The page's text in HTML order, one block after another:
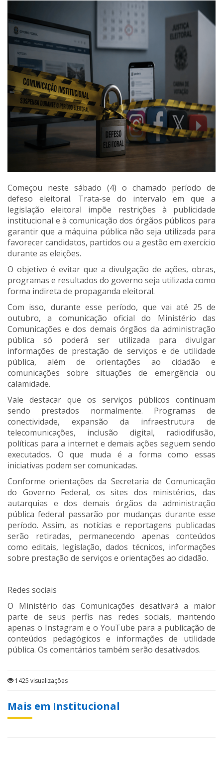
Começou neste sábado (4) o chamado período de
defeso eleitoral. Trata-se do intervalo em que a
legislação eleitoral impõe restrições à publicidade
institucional e à comunicação dos órgãos públicos para
garantir que a máquina pública não seja utilizada para
favorecer candidatos, partidos ou a gestão em exercício
durante as eleições.
O objetivo é evitar que a divulgação de ações, obras,
programas e resultados do governo seja utilizada como
forma indireta de propaganda eleitoral.
Com isso, durante esse período, que vai até 25 de
outubro, a comunicação oficial do Ministério das
Comunicações e dos demais órgãos da administração
pública só poderá ser utilizada para divulgar
informações de prestação de serviços e de utilidade
pública, além de orientações ao cidadão e
comunicações sobre situações de emergência ou
calamidade.
Vale destacar que os serviços públicos continuam
sendo prestados normalmente. Programas de
conectividade, expansão da infraestrutura de
telecomunicações, inclusão digital, radiodifusão,
políticas para a internet e demais ações seguem sendo
executados. O que muda é a forma como essas
iniciativas podem ser comunicadas.
Conforme orientações da Secretaria de Comunicação
do Governo Federal, os sites dos ministérios, das
autarquias e dos demais órgãos da administração
pública federal passarão por mudanças durante esse
período. Assim, as notícias e reportagens publicadas
serão retiradas, permanecendo apenas conteúdos
como editais, legislação, dados técnicos, informações
sobre prestação de serviços e orientações ao cidadão.
Redes sociais
O Ministério das Comunicações desativará a maior
parte de seus perfis nas redes sociais, mantendo
apenas o Instagram e o YouTube para a publicação de
conteúdos pedagógicos e informações de utilidade
pública. Os comentários também serão desativados.
1425 visualizações
Mais em Institucional